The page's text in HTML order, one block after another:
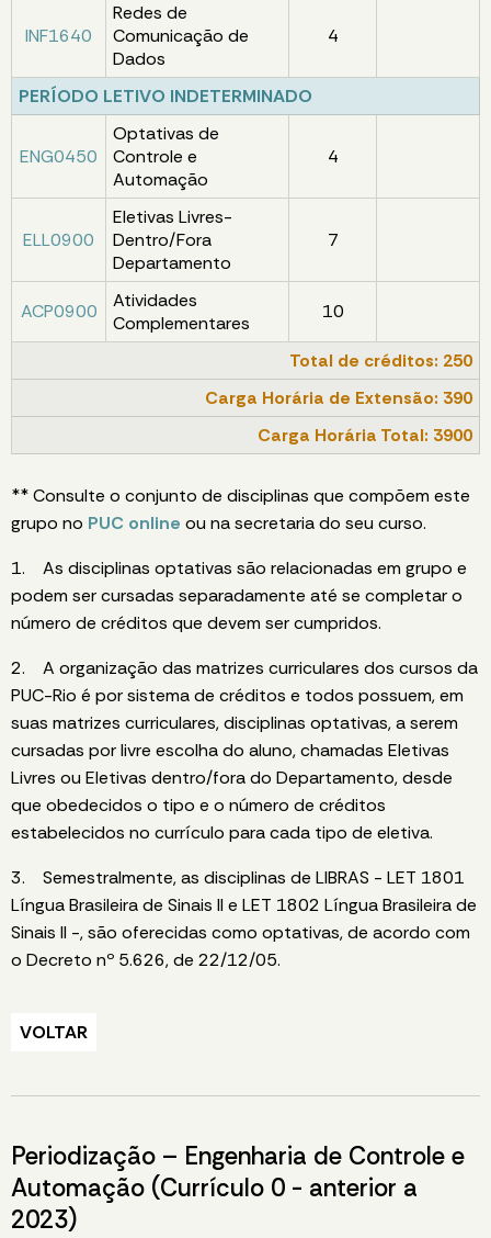
INF1640
Redes de
Comunicação de
Dados
4
PERÍODO LETIVO INDETERMINADO
ENG0450
Optativas de
Controle e
Automação
4
ELL0900
Eletivas Livres-
Dentro/Fora
Departamento
7
ACP0900
Atividades
Complementares
10
Total de créditos: 250
Carga Horária de Extensão: 390
Carga Horária Total: 3900
** Consulte o conjunto de disciplinas que compõem este
grupo no PUC online ou na secretaria do seu curso.
1. As disciplinas optativas são relacionadas em grupo e
podem ser cursadas separadamente até se completar o
número de créditos que devem ser cumpridos.
2. A organização das matrizes curriculares dos cursos da
PUC-Rio é por sistema de créditos e todos possuem, em
suas matrizes curriculares, disciplinas optativas, a serem
cursadas por livre escolha do aluno, chamadas Eletivas
Livres ou Eletivas dentro/fora do Departamento, desde
que obedecidos o tipo e o número de créditos
estabelecidos no currículo para cada tipo de eletiva.
3. Semestralmente, as disciplinas de LIBRAS - LET 1801
Língua Brasileira de Sinais II e LET 1802 Língua Brasileira de
Sinais II -, são oferecidas como optativas, de acordo com
o Decreto nº 5.626, de 22/12/05.
VOLTAR
Periodização – Engenharia de Controle e
Automação (Currículo 0 - anterior a
2023)